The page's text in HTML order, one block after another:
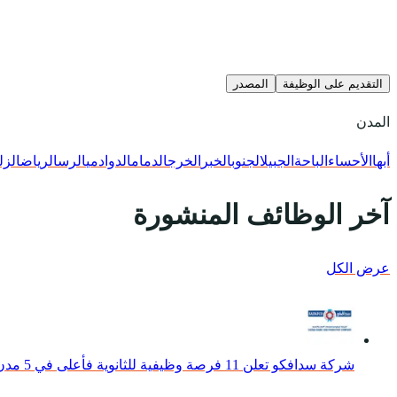
التقديم على الوظيفة المصدر
المدن
أبها الأحساء الباحة الجبيلالجنوبالخبر الخرجالدمامالدوادميالرسالرياض
آخر الوظائف المنشورة
عرض الكل
شركة سدافكو تعلن 11 فرصة وظيفية للثانوية فأعلى في 5 مدن بالمملكة